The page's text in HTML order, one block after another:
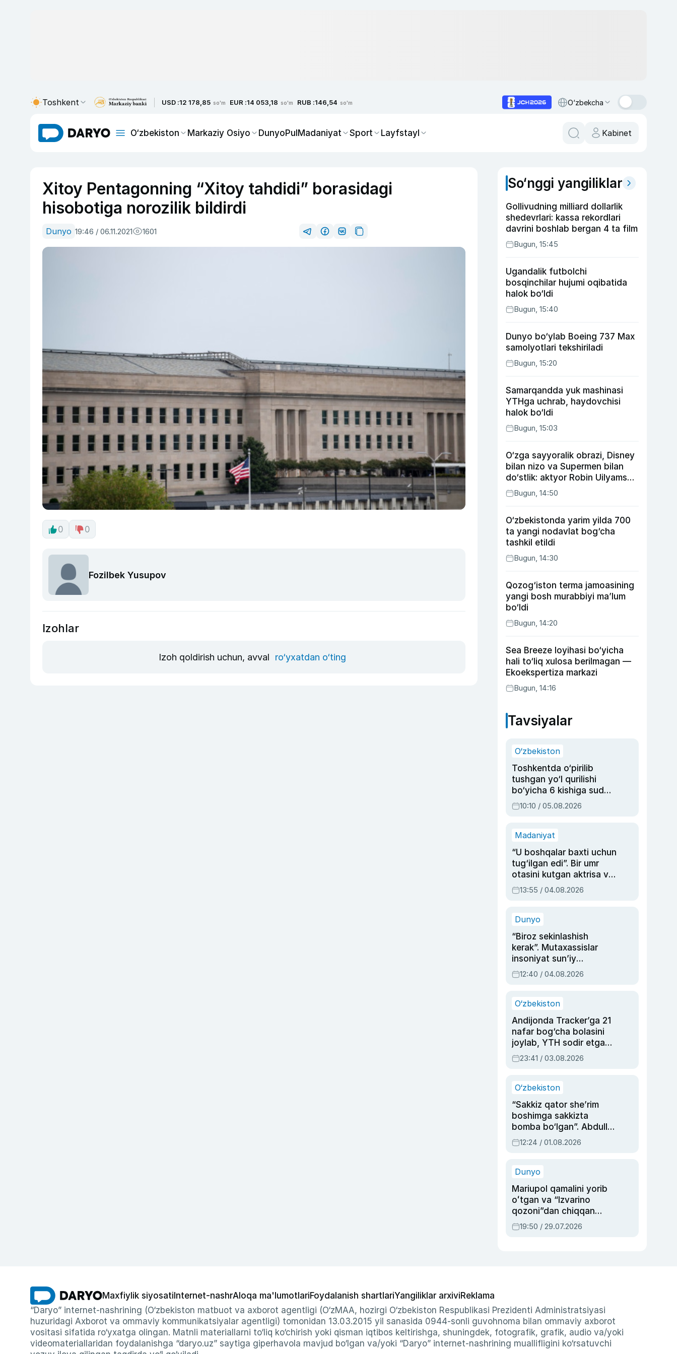
Toshkent USD :12 178,85 so'm EUR :14 053,18 so'm RUB :146,54 so'm O‘zbekcha
O‘zbekiston Markaziy Osiyo DunyoPulMadaniyat Sport Layfstayl Kabinet
Xitoy Pentagonning “Xitoy tahdidi” borasidagi
hisobotiga norozilik bildirdi
Dunyo 19:46 / 06.11.2021 1601
0 0
Fozilbek Yusupov
Izohlar
Izoh qoldirish uchun, avval ro‘yxatdan o‘ting
So‘nggi yangiliklar
Gollivudning milliard dollarlik
shedevrlari: kassa rekordlari
davrini boshlab bergan 4 ta film
Bugun, 15:45
Ugandalik futbolchi
bosqinchilar hujumi oqibatida
halok bo‘ldi
Bugun, 15:40
Dunyo bo‘ylab Boeing 737 Max
samolyotlari tekshiriladi
Bugun, 15:20
Samarqandda yuk mashinasi
YTHga uchrab, haydovchisi
halok bo‘ldi
Bugun, 15:03
O‘zga sayyoralik obrazi, Disney
bilan nizo va Supermen bilan
do‘stlik: aktyor Robin Uilyams
haqida ko‘pchilik bilmaydigan
faktlar
Bugun, 14:50
O‘zbekistonda yarim yilda 700
ta yangi nodavlat bog‘cha
tashkil etildi
Bugun, 14:30
Qozog‘iston terma jamoasining
yangi bosh murabbiyi ma’lum
bo‘ldi
Bugun, 14:20
Sea Breeze loyihasi bo‘yicha
hali to‘liq xulosa berilmagan —
Ekoekspertiza markazi
Bugun, 14:16
Tavsiyalar
O‘zbekiston
Toshkentda o‘pirilib
tushgan yo‘l qurilishi
bo‘yicha 6 kishiga sud
hukmi o‘qildi
10:10 / 05.08.2026
Madaniyat
“U boshqalar baxti uchun
tug‘ilgan edi”. Bir umr
otasini kutgan aktrisa va
dublyaj ustasi Rimma
Ahmedovaning
13:55 / 04.08.2026
Dunyo
“Biroz sekinlashish
kerak”. Mutaxassislar
insoniyat sun’iy
intellektni boshqara
olmay qolishidan xavotir
12:40 / 04.08.2026
O‘zbekiston
Andijonda Tracker’ga 21
nafar bog‘cha bolasini
joylab, YTH sodir etgan
ayolga sud hukmi o‘qildi
23:41 / 03.08.2026
O‘zbekiston
“Sakkiz qator she’rim
boshimga sakkizta
bomba bo‘lgan”. Abdulla
Oripovni siyosiy
ayblovlardan asrab
12:24 / 01.08.2026
Dunyo
Mariupol qamalini yorib
oʻtgan va “Izvarino
qozoni”dan chiqqan
qahramon — Ukraina
armiyasi bosh
19:50 / 29.07.2026
Maxfiylik siyosati Internet-nashrAloqa ma'lumotlariFoydalanish shartlariYangiliklar arxiviReklama
“Daryo” internet-nashrining (O‘zbekiston matbuot va axborot agentligi (O‘zMAA, hozirgi O‘zbekiston Respublikasi Prezidenti Administratsiyasi
huzuridagi Axborot va ommaviy kommunikatsiyalar agentligi) tomonidan 13.03.2015 yil sanasida 0944-sonli guvohnoma bilan ommaviy axborot
vositasi sifatida ro‘yxatga olingan. Matnli materiallarni to‘liq ko‘chirish yoki qisman iqtibos keltirishga, shuningdek, fotografik, grafik, audio va/yoki
videomateriallaridan foydalanishga “daryo.uz” saytiga giperhavola mavjud bo‘lgan va/yoki “Daryo” internet-nashrining muallifligini ko‘rsatuvchi